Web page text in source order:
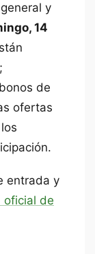
y
14
;
de
ofertas
entrada y
oficial de